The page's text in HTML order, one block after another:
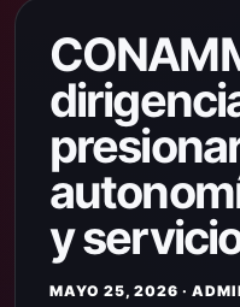
y
MAYO 25, 2026 ·